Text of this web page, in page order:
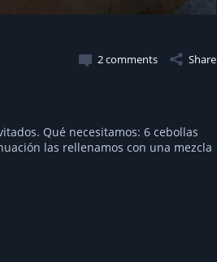
2 comments Share
Qué necesitamos: 6 cebollas
las rellenamos con una mezcla